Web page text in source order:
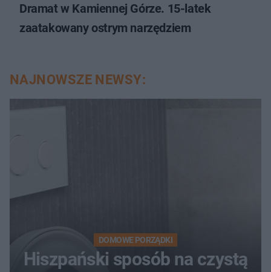
Dramat w Kamiennej Górze. 15-latek
zaatakowany ostrym narzędziem
NAJNOWSZE NEWSY:
DOMOWE PORZĄDKI
Hiszpański sposób na czystą